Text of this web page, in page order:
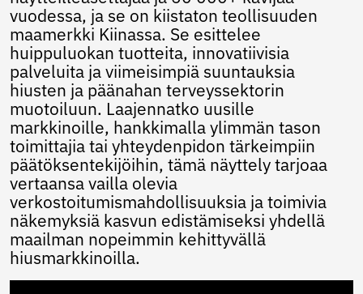
Sundanese
Swahili
Tajik
Tamil
Telugu
Thai
Ukrainian
Urdu
Uzbek
Vietnamese
Welsh
Xhosa
Yiddish
Yoruba
Zulu
Kinyarwanda
vuodessa, ja se on kiistaton teollisuuden
maamerkki Kiinassa. Se esittelee
huippuluokan tuotteita, innovatiivisia
palveluita ja viimeisimpiä suuntauksia
hiusten ja päänahan terveyssektorin
muotoiluun. Laajennatko uusille
markkinoille, hankkimalla ylimmän tason
toimittajia tai yhteydenpidon tärkeimpiin
päätöksentekijöihin, tämä näyttely tarjoaa
vertaansa vailla olevia
verkostoitumismahdollisuuksia ja toimivia
näkemyksiä kasvun edistämiseksi yhdellä
maailman nopeimmin kehittyvällä
hiusmarkkinoilla.